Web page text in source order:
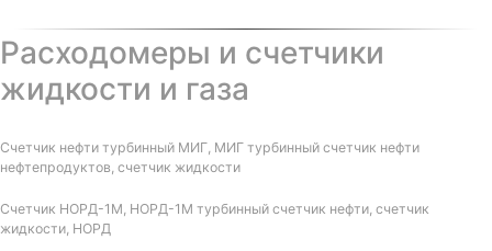
Расходомеры и счетчики
жидкости и газа
Счетчик нефти турбинный МИГ, МИГ турбинный счетчик нефти
нефтепродуктов, счетчик жидкости
Счетчик НОРД-1М, НОРД-1М турбинный счетчик нефти, счетчик
жидкости, НОРД